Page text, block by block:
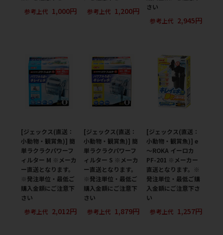
参考上代 1,000円
参考上代 1,200円
さい
参考上代 2,945円
[ジェックス(直送：
小動物・観賞魚)] 簡
単ラクラクパワーフ
ィルター M ※メーカ
ー直送となります。
※発注単位・最低ご
購入金額にご注意下
さい
参考上代 2,012円
[ジェックス(直送：
小動物・観賞魚)] 簡
単ラクラクパワーフ
ィルター S ※メーカ
ー直送となります。
※発注単位・最低ご
購入金額にご注意下
さい
参考上代 1,879円
[ジェックス(直送：
小動物・観賞魚)] e
～ROKA イーロカ
PF-201 ※メーカー
直送となります。※
発注単位・最低ご購
入金額にご注意下さ
い
参考上代 1,257円